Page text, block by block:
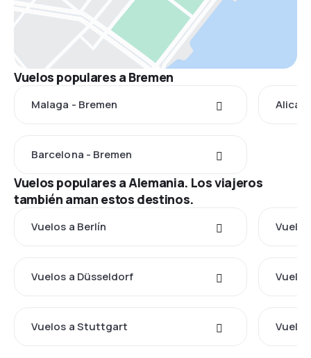
Vuelos populares a Bremen
Malaga - Bremen
Barcelona - Bremen
Vuelos populares a Alemania. Los viajeros
también aman estos destinos.
Vuelos a Berlín
Vuelos a Düsseldorf
Vuelos a Stuttgart